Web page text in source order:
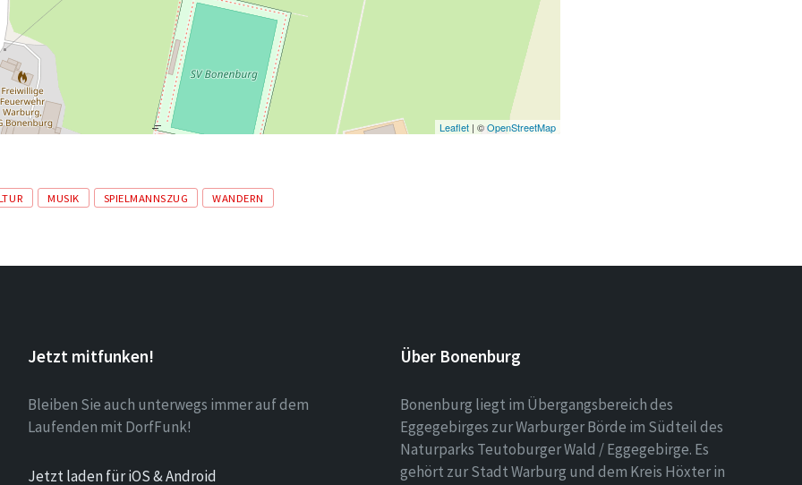
Leaflet| ©OpenStreetMap
MUSIK SPIELMANNSZUG WANDERN
Jetzt mitfunken!
Bleiben Sie auch unterwegs immer auf dem
Laufenden mit DorfFunk!
Jetzt laden für iOS & Android
Über Bonenburg
Bonenburg liegt im Übergangsbereich des
Eggegebirges zur Warburger Börde im Südteil des
Naturparks Teutoburger Wald / Eggegebirge. Es
gehört zur Stadt Warburg und dem Kreis Höxter in